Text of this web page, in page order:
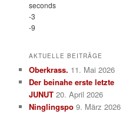
seconds
-3
-9
AKTUELLE BEITRÄGE
Oberkrass. 11. Mai 2026
Der beinahe erste letzte
JUNUT 20. April 2026
Ninglingspo 9. März 2026